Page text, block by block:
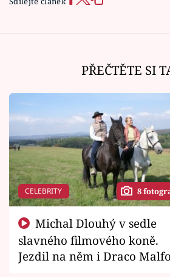
PŘEČTĚTE SI
CELEBRITY 8
slavného filmového koně.
Jezdil na něm i Draco